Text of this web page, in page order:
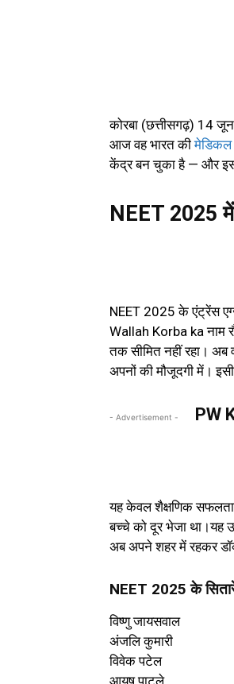
कोरबा (छत्तीसगढ़) 14
आज वह भारत कीमेडिकल
केंद्र बन चुका है — और
NEET 2025
NEET 2025 के एंट्रेंस
Wallah Korba ka नाम
तक सीमित नहीं रहा।
अपनों की मौजूदगी में।
- Advertisement - PW
यह केवल शैक्षणिक सफलता
बच्चे को दूर भेजा था।यह
अब अपने शहर में रहकर
NEET 2025 के
विष्णु जायसवाल
अंजलि कुमारी
विवेक पटेल
आयुष पाटले